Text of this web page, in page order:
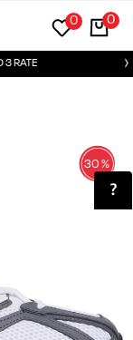
0
0
3 RATE
30%